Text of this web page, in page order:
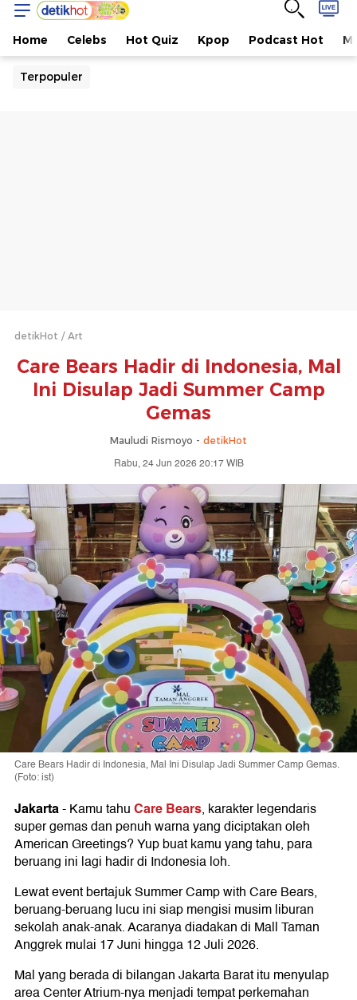
Home Celebs Hot Quiz Kpop Podcast Hot
Terpopuler
detikHot Art
Care Bears Hadir di Indonesia, Mal
Ini Disulap Jadi Summer Camp
Gemas
Mauludi Rismoyo - detikHot
Rabu, 24 Jun 2026 20:17 WIB
Care Bears Hadir di Indonesia, Mal Ini Disulap Jadi Summer Camp Gemas.
(Foto: ist)
Jakarta-Kamu tahuCare Bears, karakter legendaris
super gemas dan penuh warna yang diciptakan oleh
American Greetings? Yup buat kamu yang tahu, para
beruang ini lagi hadir di Indonesia loh.
Lewat event bertajuk Summer Camp with Care Bears,
beruang-beruang lucu ini siap mengisi musim liburan
sekolah anak-anak. Acaranya diadakan di Mall Taman
Anggrek mulai 17 Juni hingga 12 Juli 2026.
Mal yang berada di bilangan Jakarta Barat itu menyulap
area Center Atrium-nya menjadi tempat perkemahan